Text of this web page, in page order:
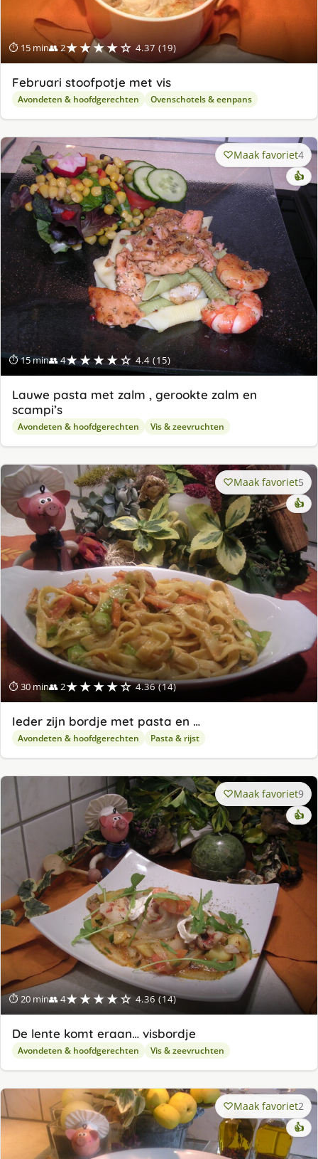
⏱ 15 min👥 2★★★★☆ 4.37 (19)
Februari stoofpotje met vis
Avondeten & hoofdgerechten Ovenschotels & eenpans
⏱ 15 min👥 4★★★★☆ 4.4 (15)
Maak favoriet4
👍
Lauwe pasta met zalm , gerookte zalm en
scampi’s
Avondeten & hoofdgerechten Vis & zeevruchten
⏱ 30 min👥 2★★★★☆ 4.36 (14)
Maak favoriet5
👍
Ieder zijn bordje met pasta en …
Avondeten & hoofdgerechten Pasta & rijst
⏱ 20 min👥 4★★★★☆ 4.36 (14)
Maak favoriet9
👍
De lente komt eraan… visbordje
Avondeten & hoofdgerechten Vis & zeevruchten
Maak favoriet2
👍